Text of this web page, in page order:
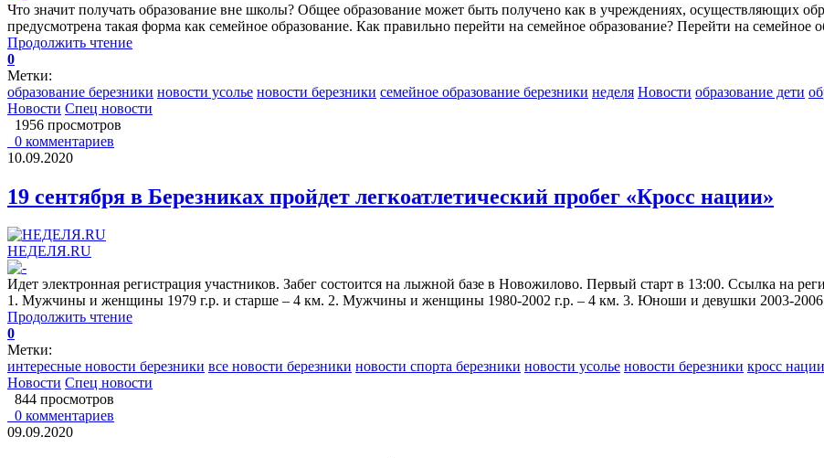
Что значит получать образование вне школы? Общее образование может быть получено как в учреждениях, осуществляющих
предусмотрена такая форма как семейное образование. Как правильно перейти на семейное образование? Перейти на
Продолжить чтение
0
Метки:
образование березники новости усолье новости березники семейное образование березники неделя Новости образование дети
Новости Спец новости
1956 просмотров
0 комментариев
10.09.2020
19 сентября в Березниках пройдет легкоатлетический пробег «Кросс нации»
НЕДЕЛЯ.RU
Идет электронная регистрация участников. Забег состоится на лыжной базе в Новожилово. Первый старт в 13:00. Ссылка на
1. Мужчины и женщины 1979 г.р. и старше – 4 км. 2. Мужчины и женщины 1980-2002 г.р. – 4 км. 3. Юноши и девушки 2003-2006
Продолжить чтение
0
Метки:
интересные новости березники все новости березники новости спорта березники новости усолье новости березники кросс
Новости Спец новости
844 просмотров
0 комментариев
09.09.2020